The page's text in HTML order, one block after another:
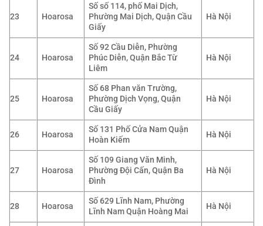
23 Hoarosa
Số số 114, phố Mai Dịch,
Phường Mai Dịch, Quận Cầu
Giấy
Hà Nội
24 Hoarosa
Số 92 Cầu Diễn, Phường
Phúc Diễn, Quận Bắc Từ
Liêm
Hà Nội
25 Hoarosa
Số 68 Phan văn Trường,
Phường Dịch Vọng, Quận
Cầu Giấy
Hà Nội
26 Hoarosa
Số 131 Phố Cửa Nam Quận
Hoàn Kiếm
Hà Nội
27 Hoarosa
Số 109 Giang Văn Minh,
Phường Đội Cấn, Quận Ba
Đình
Hà Nội
28 Hoarosa
Số 629 Lĩnh Nam, Phường
Lĩnh Nam Quận Hoàng Mai
Hà Nội